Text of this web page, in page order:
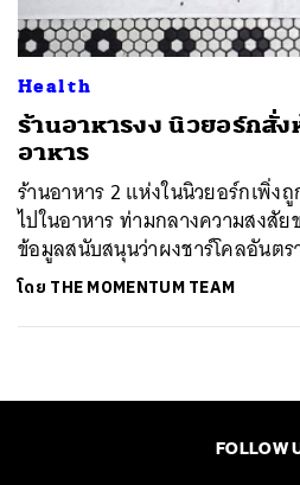
Health
ร้านอาหารงง นิวยอร์กสั่
อาหาร
ร้านอาหาร 2 แห่งในนิวยอร์กเพิ่ง
ไปในอาหาร ท่ามกลางความสงสัย
ข้อมูลสนับสนุนว่าผงชาร์โคลอันต
โดย THE MOMENTUM TEAM
FOLLOW
SHARE TWEET